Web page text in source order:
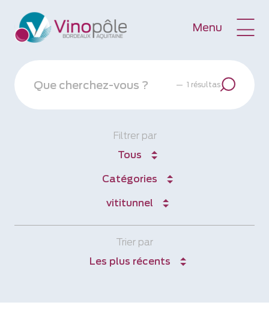
Menu
— 1 résultas
Filtrer par
Tous
Catégories
vititunnel
Trier par
Les plus récents